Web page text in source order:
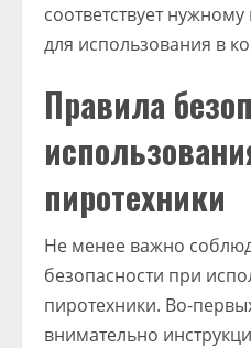
соответствует
для использования в
Правила
пиротехники
Не менее важно
безопасности при
пиротехники. Во-
внимательно